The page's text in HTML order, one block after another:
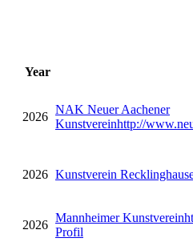
Year
2026
NAK Neuer Aachener
Kunstvereinhttp://
2026 Kunstverein
2026
Mannheimer Kunstverein
Profil